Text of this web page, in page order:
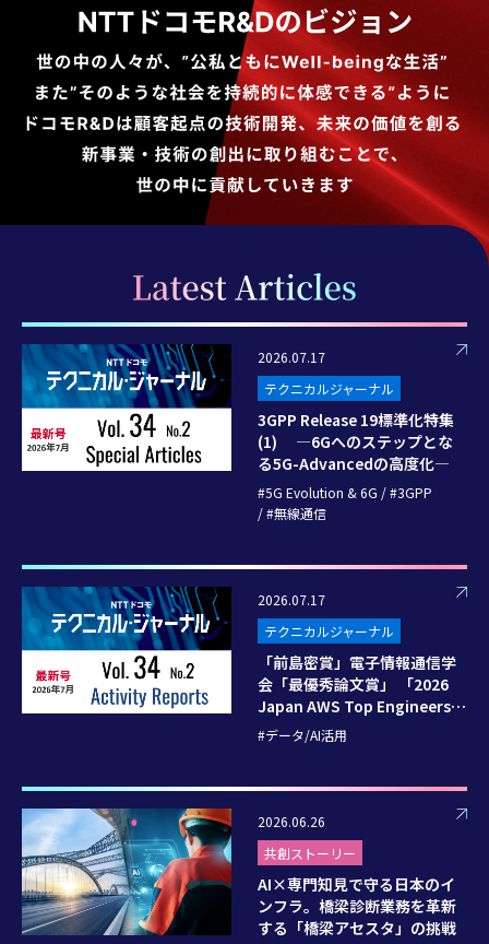
2026.07.17
テクニカルジャーナル
3GPP Release 19標準化特集
(1) ―6Gへのステップとな
る5G-Advancedの高度化―
5G Evolution & 6G
3GPP
無線通信
2026.07.17
テクニカルジャーナル
「前島密賞」電子情報通信学
会「最優秀論文賞」 「2026
Japan AWS Top Engineers」
受賞 ほか
データ/AI活用
2026.06.26
共創ストーリー
AI×専門知見で守る日本のイ
ンフラ。橋梁診断業務を革新
する「橋梁アセスタ」の挑戦